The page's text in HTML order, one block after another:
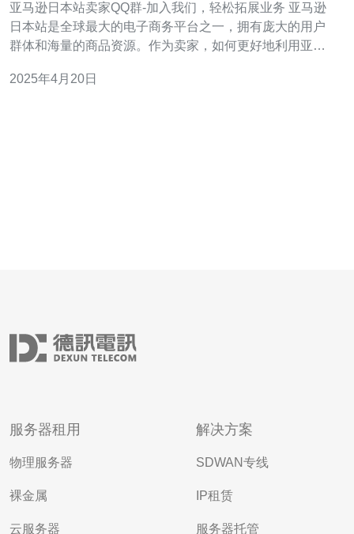
亚马逊日本站卖家QQ群-加入我们，轻松拓展业务 亚马逊
日本站是全球最大的电子商务平台之一，拥有庞大的用户
群体和海量的商品资源。作为卖家，如何更好地利用亚马
QQ群可以为你提供有力的支持和帮助。 亚马逊日本站卖
2025年4月20日
服务器租用
物理服务器
裸金属
云服务器
解决方案
SDWAN专线
IP租赁
服务器托管